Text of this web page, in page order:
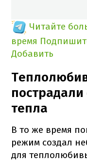
Читайте
время
Добавить
пострадали
тепла
В то же время
режим создал
для